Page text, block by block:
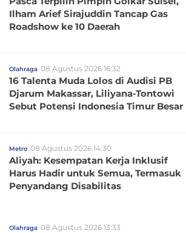
Ilham Arief Sirajuddin Tancap Gas
Roadshow ke 10 Daerah
Olahraga 08 Agustus 2026 16:32
16 Talenta Muda Lolos di Audisi PB
Djarum Makassar, Liliyana-Tontowi
Sebut Potensi Indonesia Timur Besar
Metro 08 Agustus 2026 14:30
Aliyah: Kesempatan Kerja Inklusif
Harus Hadir untuk Semua, Termasuk
Penyandang Disabilitas
Olahraga 08 Agustus 2026 13:33